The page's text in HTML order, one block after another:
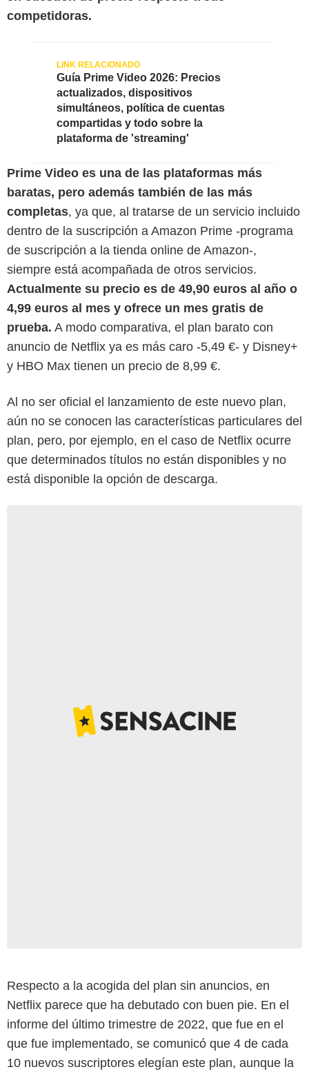
competidoras.
Guía Prime Video 2026: Precios
actualizados, dispositivos
simultáneos, política de cuentas
compartidas y todo sobre la
plataforma de 'streaming'
Prime Video es una de las plataformas más
baratas, pero además también de las más
completas, ya que, al tratarse de un servicio incluido
dentro de la suscripción a Amazon Prime -programa
de suscripción a la tienda online de Amazon-,
siempre está acompañada de otros servicios.
Actualmente su precio es de 49,90 euros al año o
4,99 euros al mes y ofrece un mes gratis de
prueba. A modo comparativa, el plan barato con
anuncio de Netflix ya es más caro -5,49 €- y Disney+
y HBO Max tienen un precio de 8,99 €.
Al no ser oficial el lanzamiento de este nuevo plan,
aún no se conocen las características particulares del
plan, pero, por ejemplo, en el caso de Netflix ocurre
que determinados títulos no están disponibles y no
está disponible la opción de descarga.
Respecto a la acogida del plan sin anuncios, en
Netflix parece que ha debutado con buen pie. En el
informe del último trimestre de 2022, que fue en el
que fue implementado, se comunicó que 4 de cada
10 nuevos suscriptores elegían este plan, aunque la